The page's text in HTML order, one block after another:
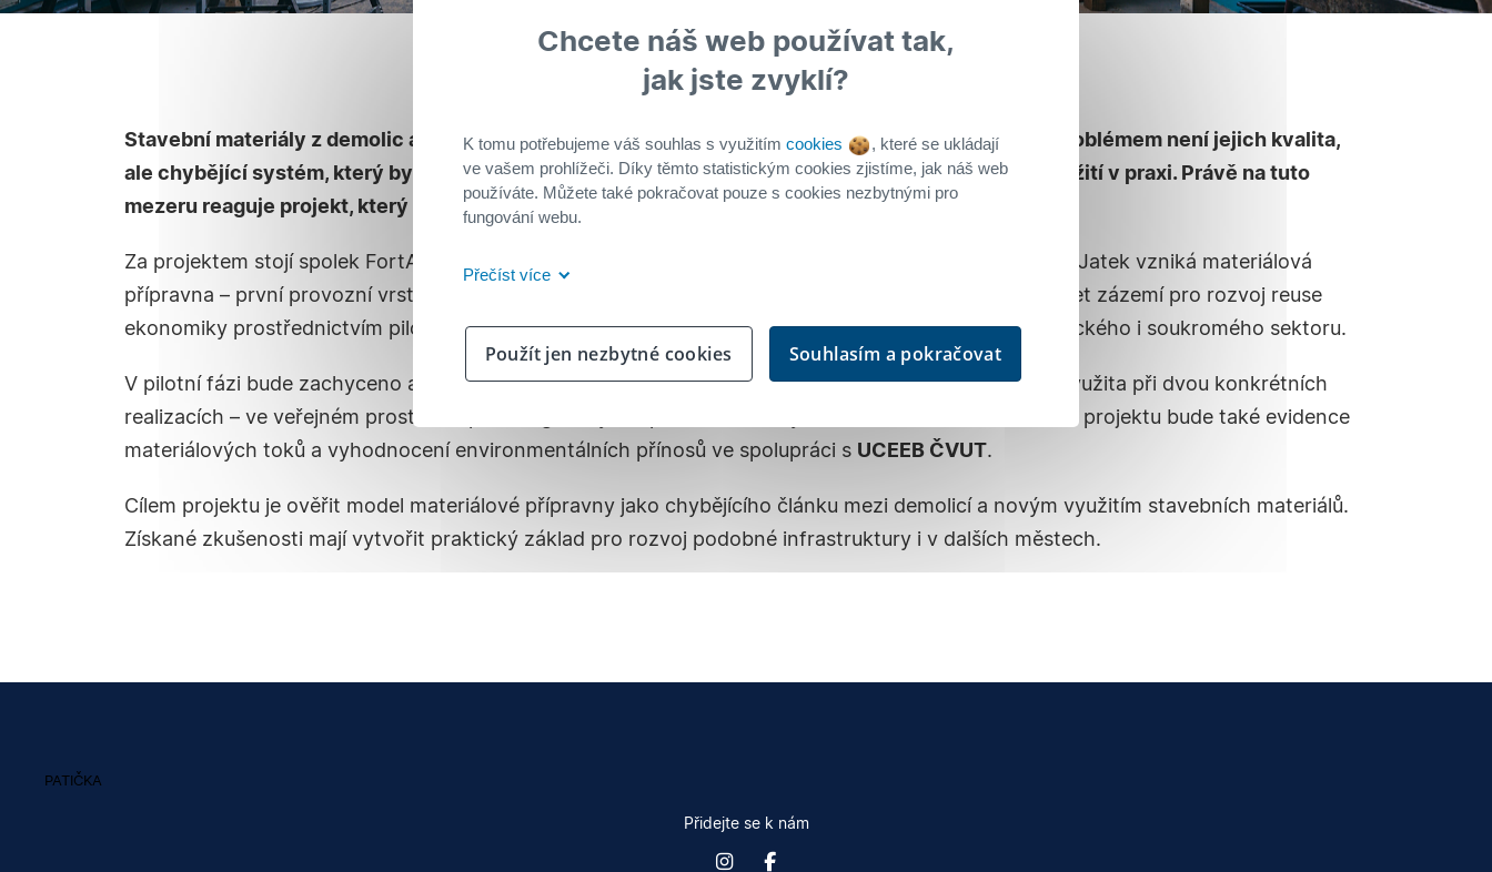
Stavební materiály z demolic a rekonstrukcí často končí jako odpad, přestože mohou dál sloužit. Problémem není jejich kvalita,
ale chybějící systém, který by je včas zachytil, roztřídil, připravil pro další využití a ověřil jejich použití v praxi. Právě na tuto
mezeru reaguje projekt, který Buřinka podpořila v rámci grantové výzvy.
Za projektem stojí spolek FortArt, který rozvíjí
. V areálu bývalých Jatek vzniká materiálová
přípravna – první provozní vrstva připravovaného REUSE HUBu Hradec Králové, jehož cílem je vytvářet zázemí pro rozvoj reuse
ekonomiky prostřednictvím pilotních projektů, výzkumu, vzdělávání a spolupráce veřejného, akademického i soukromého sektoru.
V pilotní fázi bude zachyceno a připraveno přibližně12 tun stavebních materiálů. Část z nich bude využita při dvou konkrétních
realizacích – ve veřejném prostoru a při energetických úpravách budovy Cirkulárního centra. Součástí projektu bude také evidence
materiálových toků a vyhodnocení environmentálních přínosů ve spolupráci s UCEEB ČVUT.
Cílem projektu je ověřit model materiálové přípravny jako chybějícího článku mezi demolicí a novým využitím stavebních materiálů.
Získané zkušenosti mají vytvořit praktický základ pro rozvoj podobné infrastruktury i v dalších městech.
PATIČKA
Přidejte se k nám
Chcete náš web používat tak,
jak jste zvyklí?
K tomu potřebujeme váš souhlas s využitím cookies
, které se ukládají
ve vašem prohlížeči. Díky těmto statistickým cookies zjistíme, jak náš web
používáte. Můžete také pokračovat pouze s cookies nezbytnými pro
fungování webu.
Přečíst více
Souhlasím a pokračovat
Použít jen nezbytné cookies